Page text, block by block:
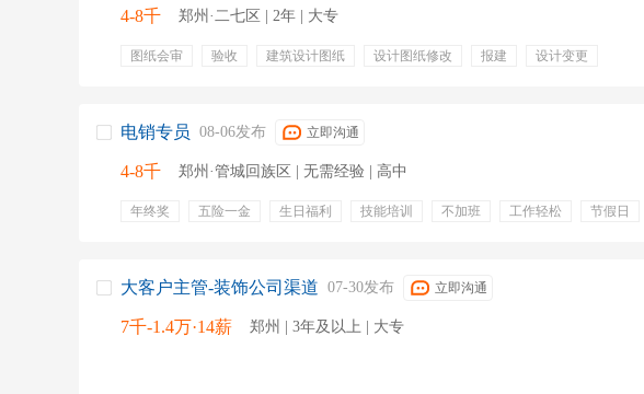
4-8千 郑州·二七区 | 2年 | 大专
图纸会审 验收 建筑设计图纸 设计图纸修改 报建
设计变更
电销专员 08-06发布 立即沟通
4-8千 郑州·管城回族区 | 无需经验 | 高中
年终奖 五险一金 生日福利 技能培训 不加班 工作轻松
节假日
客服专员
电话客服 销售专员
大客户主管-装饰公司渠道 07-30发布 立即沟通
7千-1.4万·14薪 郑州 | 3年及以上 | 大专